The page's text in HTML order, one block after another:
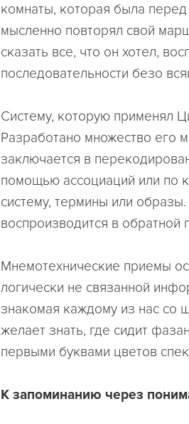
комнаты, которая была
мысленно повторял свой
сказать все, что он хотел,
последовательности безо
Систему, которую применял
Разработано множество его
заключается в
помощью ассоциаций или по
систему, термины или
воспроизводится в обратной
Мнемотехнические приемы
логически не связанной
знакомая каждому из нас со
желает знать, где сидит
первыми буквами цветов
К запоминанию через